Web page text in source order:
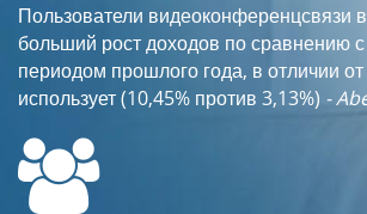
Пользователи видеоконференцсвязи
больший рост доходов по сравнению
периодом прошлого года, в отличии от
использует (10,45% против 3,13%) -